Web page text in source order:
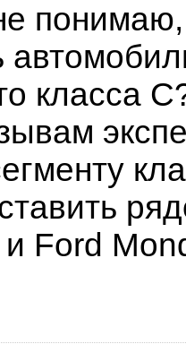
понимаю,
класса
Ford